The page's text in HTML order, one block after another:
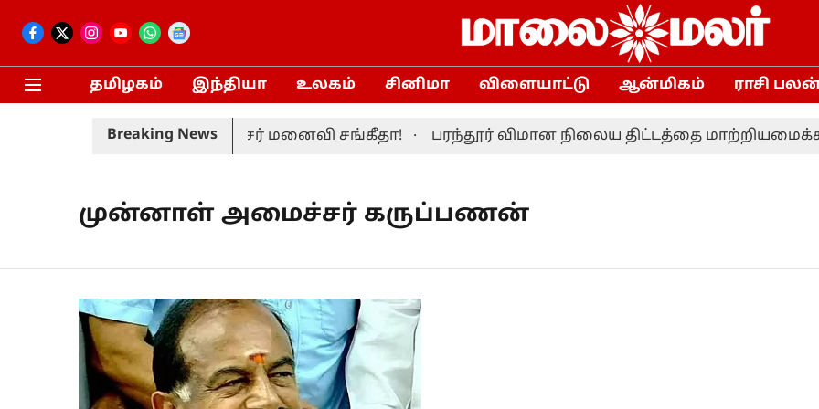
தமிழகம் இந்தியா உலகம் சினிமா விளையாட்டு ஆன்மிகம் ராசி
Breaking News
பெற்றார் முதலமைச்சர் மனைவி சங்கீதா! பரந்தூர் விமான நிலைய திட்டத்தை மாற்றியமைக்க
முன்னாள் அமைச்சர் கருப்பணன்